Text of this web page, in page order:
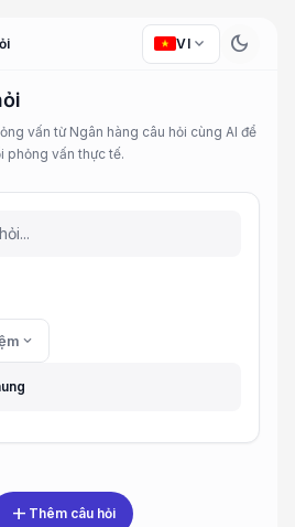
VI expand_more dark_mode
vấn từ Ngân hàng câu hỏi cùng AI để
phỏng vấn thực tế.
expand_more
add Thêm câu hỏi